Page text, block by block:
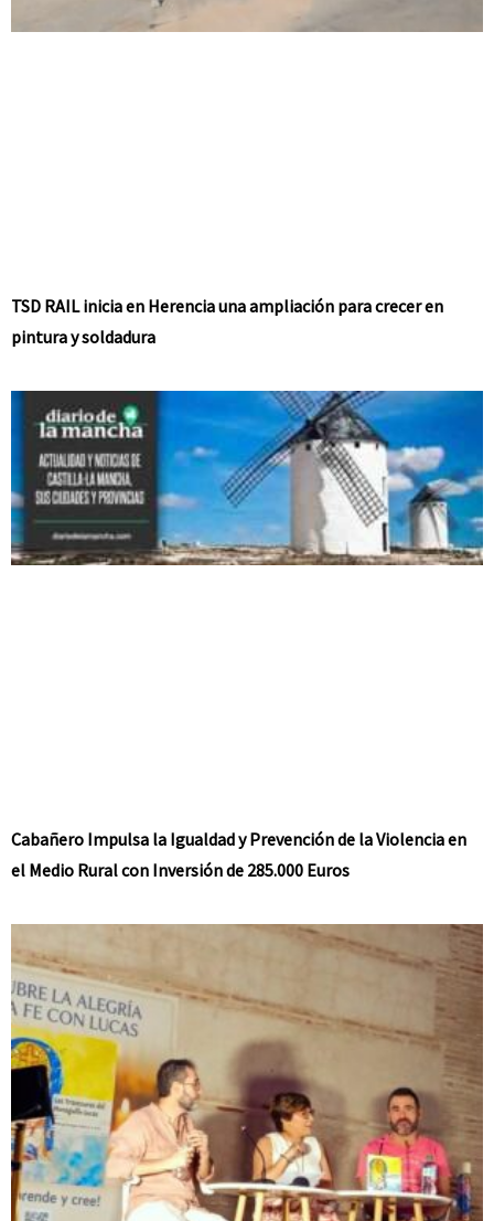
TSD RAIL inicia en Herencia una ampliación para crecer en
pintura y soldadura
Cabañero Impulsa la Igualdad y Prevención de la Violencia en
el Medio Rural con Inversión de 285.000 Euros